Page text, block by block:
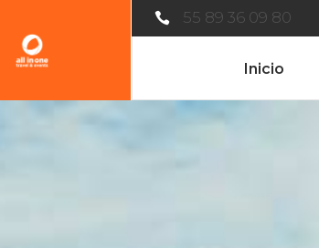
55 89 36 09 80
Inicio